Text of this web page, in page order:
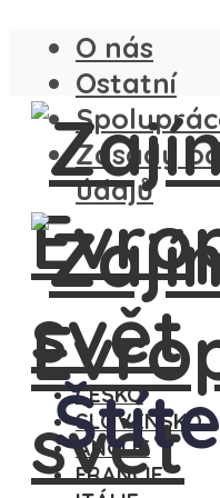
O nás
Ostatní
Zásady
údajů
ČESKO
SLOVENSKO
ANGLIE
FRANCIE